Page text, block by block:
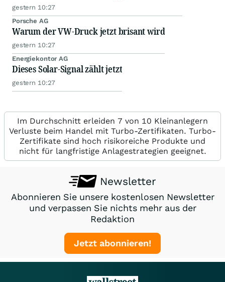
gestern 10:27
Porsche AG
Warum der VW-Druck jetzt brisant wird
gestern 10:27
Energiekontor AG
Dieses Solar-Signal zählt jetzt
gestern 10:27
Im Durchschnitt erleiden 7 von 10 Kleinanlegern
Verluste beim Handel mit Turbo-Zertifikaten. Turbo-
Zertifikate sind hoch risikoreiche Produkte und
nicht für langfristige Anlagestrategien geeignet.
Newsletter
Abonnieren Sie unsere kostenlosen Newsletter
und verpassen Sie nichts mehr aus der
Redaktion
Jetzt abonnieren!